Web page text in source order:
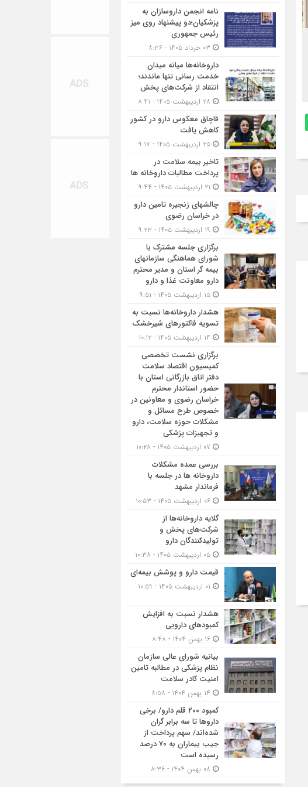
نامه انجمن داروسازان به
پزشکیان؛دو پیشنهاد روی میز
رئیس جمهوری
داروخانه‌ها میانه میدان
خدمت رسانی تنها ماندند؛
انتقاد از شرکت‌های پخش
قاچاق معکوس دارو در کشور
کاهش یافت
تاخیر بیمه سلامت در
پرداخت مطالبات داروخانه ها
چالشهای زنجیره تامین دارو
در خراسان رضوی
برگزاری جلسه مشترک با
شورای هماهنگی سازمانهای
بیمه گر استان و مدیر محترم
دارو معاونت غذا و دارو
هشدار داروخانه‌ها نسبت به
تسویه فاکتورهای شیرخشک
برگزاری نشست تخصصی
کمیسیون اقتصاد سلامت
دفتر اتاق بازرگانی استان با
حضور استاندار محترم
خراسان رضوی و معاونین در
خصوص طرح مسائل و
مشکلات حوزه سلامت، دارو
و تجهیزات پزشکی
بررسی عمده مشکلات
داروخانه ها در جلسه با
فرماندار مشهد
گلایه داروخانه‌ها از
شرکت‌های پخش و
تولیدکنندگان دارو
قیمت دارو و پوشش بیمه‌ای
هشدار نسبت به افزایش
کمبودهای دارویی
بیانیه شورای عالی سازمان
نظام پزشکی در مطالبه تامین
امنیت کادر سلامت
کمبود ۲۰۰ قلم دارو/ برخی
داروها تا سه برابر گران
شده‌اند/ سهم پرداخت از
جیب بیماران به ۷۰ درصد
رسیده است